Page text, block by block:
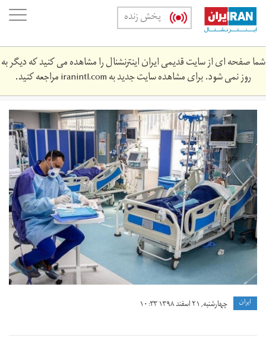
Skip
main
content
پخش زنده
شما صفحه ای از سایت قدیمی ایران اینترنشنال را مشاهده می کنید که دیگر به
روز نمی شود. برای مشاهده سایت جدید بهiranintl.comمراجعه کنید.
w1240-
p16x9-
bkhsh.jpg
ايران چهارشنبه, ۲۱ اسفند ۱۳۹۸ ۱۰:۳۳